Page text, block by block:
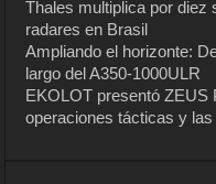
Thales multiplica por diez
radares en Brasil
Ampliando el horizonte:
largo del A350-1000ULR
EKOLOT presentó ZEUS
operaciones tácticas y